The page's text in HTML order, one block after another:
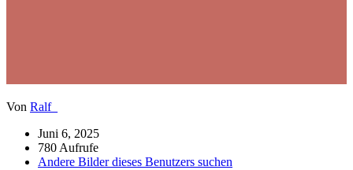
Von Ralf_
Juni 6, 2025
780 Aufrufe
Andere Bilder dieses Benutzers suchen